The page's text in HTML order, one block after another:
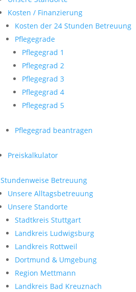
Kosten / Finanzierung
Kosten der 24 Stunden Betreuung
Pflegegrade
Pflegegrad 1
Pflegegrad 2
Pflegegrad 3
Pflegegrad 4
Pflegegrad 5
Pflegegrad beantragen
Preiskalkulator
Stundenweise Betreuung
Unsere Alltagsbetreuung
Unsere Standorte
Stadtkreis Stuttgart
Landkreis Ludwigsburg
Landkreis Rottweil
Dortmund & Umgebung
Region Mettmann
Landkreis Bad Kreuznach